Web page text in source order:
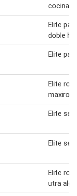
cocina
Elite
doble
Elite
Elite
maxirollo
Elite
Elite
Elite
utra